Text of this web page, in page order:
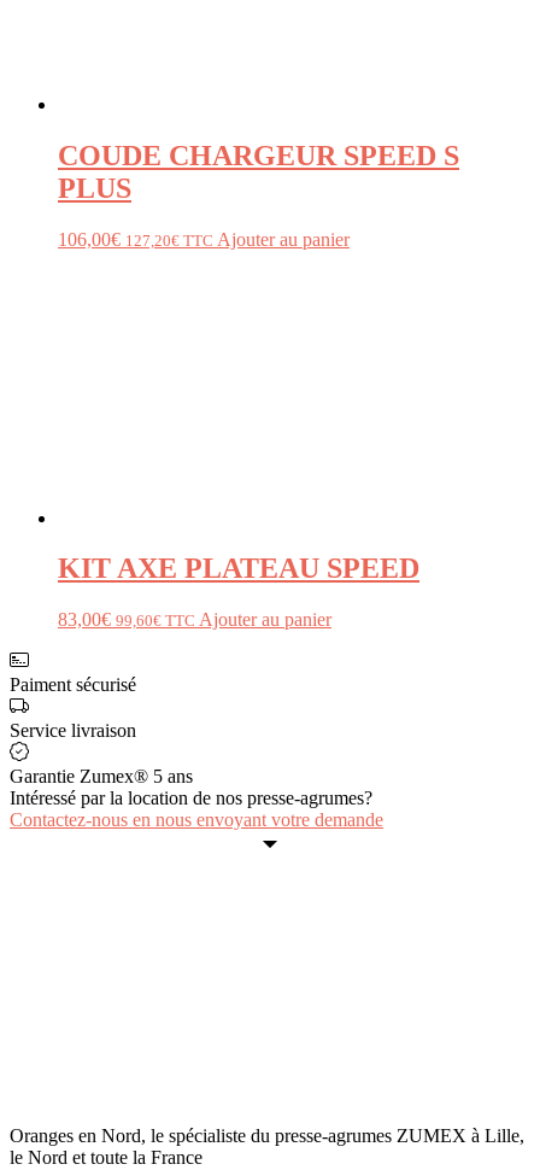
COUDE CHARGEUR SPEED S
PLUS
106,00€ 127,20€ TTC Ajouter au panier
KIT AXE PLATEAU SPEED
83,00€ 99,60€ TTC Ajouter au panier
Paiment sécurisé
Service livraison
Garantie Zumex® 5 ans
Intéressé par la location de nos presse-agrumes?
Contactez-nous en nous envoyant votre demande
Oranges en Nord, le spécialiste du presse-agrumes ZUMEX à Lille,
le Nord et toute la France